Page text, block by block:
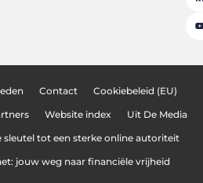
Contact Cookiebeleid (EU)
Website index Uit De Media
sleutel tot een sterke online autoriteit
jouw weg naar financiële vrijheid